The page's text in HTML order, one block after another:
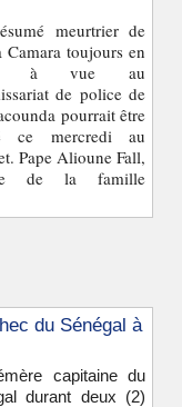
meurtrier de
Camara toujours en
à vue au
de police de
pourrait être
ce mercredi au
Pape Alioune Fall,
de la famille
du Sénégal à
capitaine du
durant deux (2)